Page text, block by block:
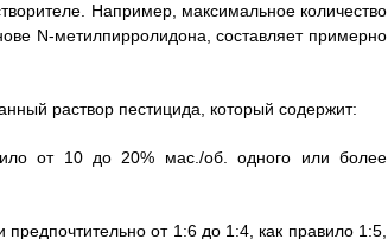
Например, максимальное количество
N-метилпирролидона, составляет примерно
раствор пестицида, который содержит:
от 10 до 20% мас./об. одного или более
от 1:6 до 1:4, как правило 1:5,